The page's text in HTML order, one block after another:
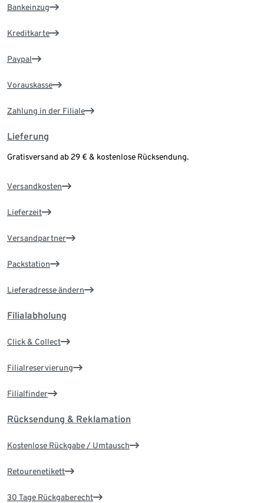
Bankeinzug
Kreditkarte
Paypal
Vorauskasse
Zahlung in der Filiale
Lieferung
Gratisversand ab 29 € & kostenlose Rücksendung.
Versandkosten
Lieferzeit
Versandpartner
Packstation
Lieferadresse ändern
Filialabholung
Click & Collect
Filialreservierung
Filialfinder
Rücksendung & Reklamation
Kostenlose Rückgabe / Umtausch
Retourenetikett
30 Tage Rückgaberecht